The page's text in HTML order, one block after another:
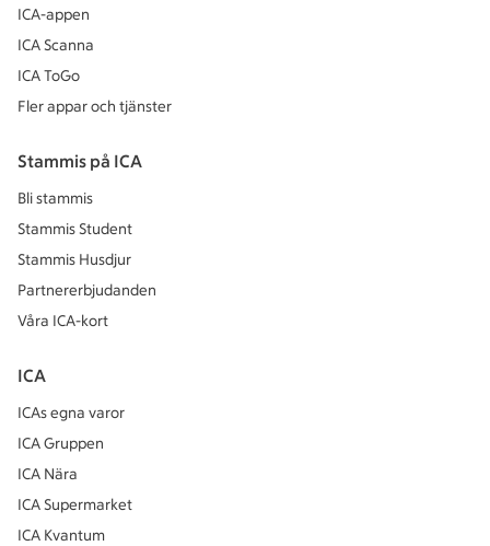
ICA-appen
ICA Scanna
ICA ToGo
Fler appar och tjänster
Stammis på ICA
Bli stammis
Stammis Student
Stammis Husdjur
Partnererbjudanden
Våra ICA-kort
ICA
ICAs egna varor
ICA Gruppen
ICA Nära
ICA Supermarket
ICA Kvantum